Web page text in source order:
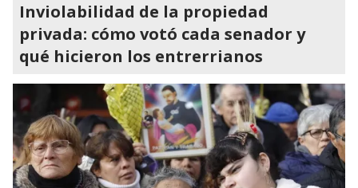
Inviolabilidad de la propiedad
privada: cómo votó cada senador y
qué hicieron los entrerrianos